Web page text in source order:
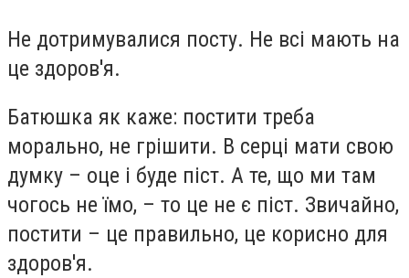
Не дотримувалися посту. Не всі мають на
це здоров'я.
Батюшка як каже: постити треба
морально, не грішити. В серці мати свою
думку – оце і буде піст. А те, що ми там
чогось не їмо, – то це не є піст. Звичайно,
постити – це правильно, це корисно для
здоров'я.